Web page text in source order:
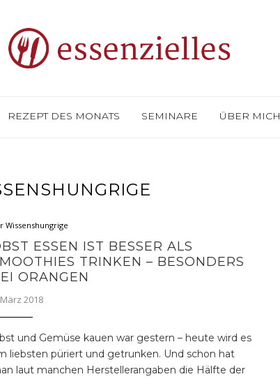
REZEPT DES MONATS SEMINARE ÜBER MICH
Wissenshungrige
ESSEN IST BESSER ALS
TRINKEN – BESONDERS
ORANGEN
2018
und Gemüse kauen war gestern – heute wird es
liebsten püriert und getrunken. Und schon hat
laut manchen Herstellerangaben die Hälfte der